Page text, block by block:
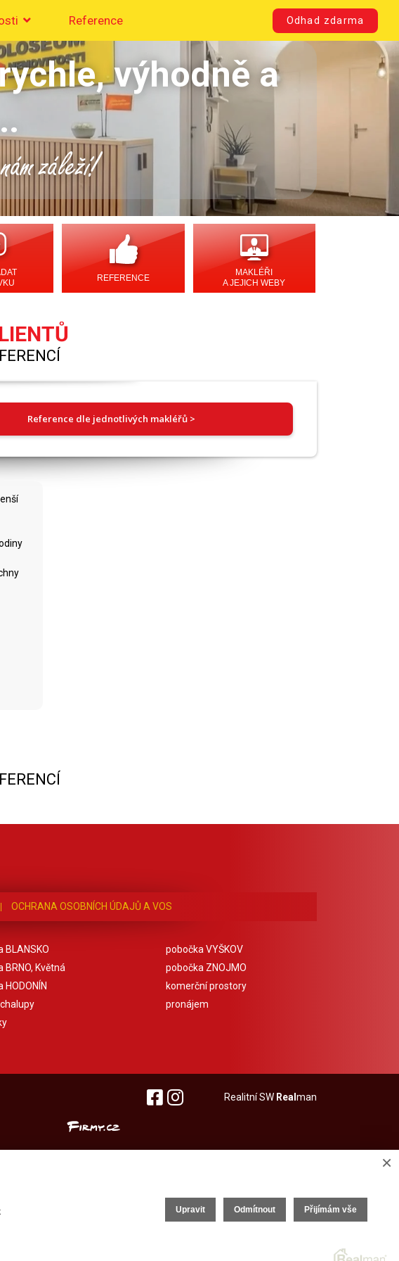
Reference Odhad zdarma
výhodně a
záleží!
REFERENCE
MAKLÉŘI
A JEJICH WEBY
Reference dle jednotlivých makléřů >
OCHRANA OSOBNÍCH ÚDAJŮ A VOS
BLANSKO
BRNO, Květná
HODONÍN
pobočka VYŠKOV
pobočka ZNOJMO
komerční prostory
pronájem
Realitní SW Real man
×
Upravit Odmítnout Přijímám vše